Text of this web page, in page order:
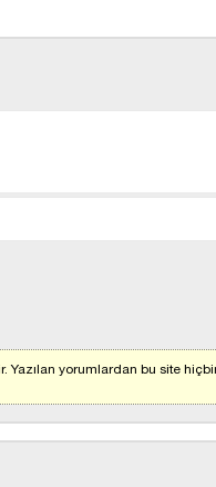
Yazılan yorumlardan bu site